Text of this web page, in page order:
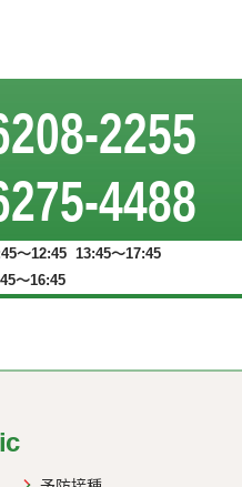
2255
4488
～12:45 13:45～17:45
～16:45
問い合わせフォームはこちら